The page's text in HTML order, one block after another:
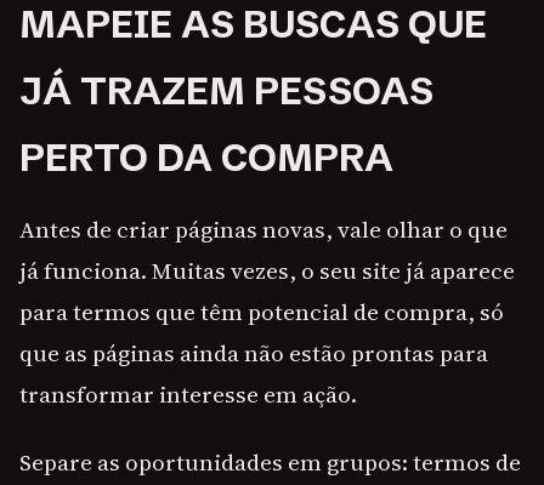
MAPEIE AS BUSCAS QUE
JÁ TRAZEM PESSOAS
PERTO DA COMPRA
Antes de criar páginas novas, vale olhar o que
já funciona. Muitas vezes, o seu site já aparece
para termos que têm potencial de compra, só
que as páginas ainda não estão prontas para
transformar interesse em ação.
Separe as oportunidades em grupos: termos de